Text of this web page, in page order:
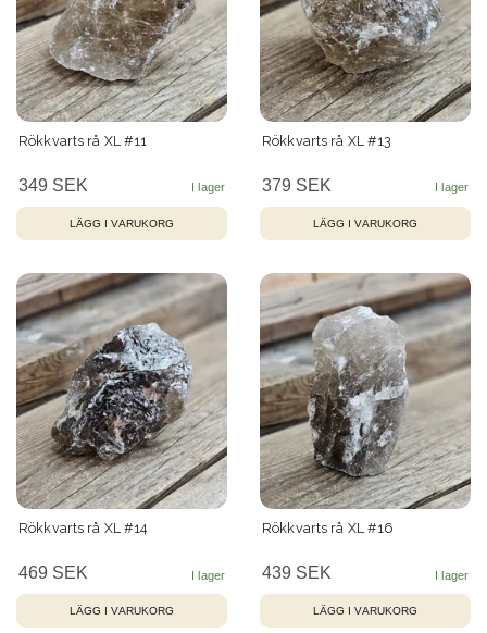
Rökkvarts rå XL #11
349 SEK
Rökkvarts rå XL #13
379 SEK
Rökkvarts rå XL #14
469 SEK
Rökkvarts rå XL #16
439 SEK